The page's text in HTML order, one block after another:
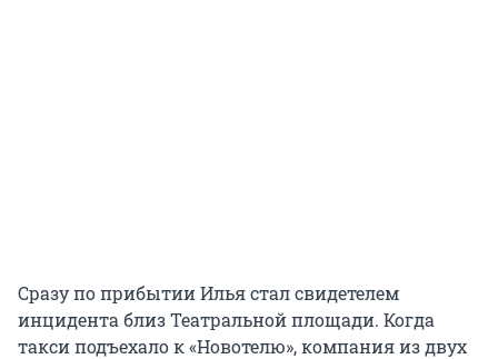
Сразу по прибытии Илья стал свидетелем
инцидента близ Театральной площади. Когда
такси подъехало к «Новотелю», компания из двух